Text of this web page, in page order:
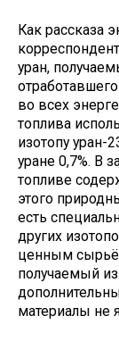
Как рассказа
уран,
во всех
топлива
изотопу уран-
уране 0,7%. В
топливе
этого
есть
других
ценным
получаемый из
материалы не